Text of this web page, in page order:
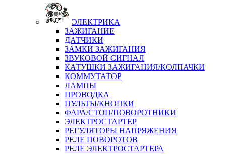
ЭЛЕКТРИКА
ЗАЖИГАНИЕ
ДАТЧИКИ
ЗАМКИ ЗАЖИГАНИЯ
ЗВУКОВОЙ СИГНАЛ
КАТУШКИ ЗАЖИГАНИЯ/КОЛПАЧКИ
КОММУТАТОР
ЛАМПЫ
ПРОВОДКА
ПУЛЬТЫ/КНОПКИ
ФАРА/СТОП/ПОВОРОТНИКИ
ЭЛЕКТРОСТАРТЕР
РЕГУЛЯТОРЫ НАПРЯЖЕНИЯ
РЕЛЕ ПОВОРОТОВ
РЕЛЕ ЭЛЕКТРОСТАРТЕРА